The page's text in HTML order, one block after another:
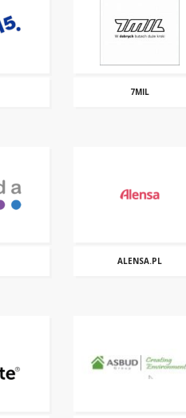
7MIL
ALENSA.PL